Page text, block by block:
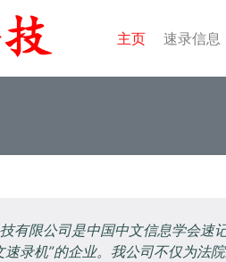
主页 速录信息
有限公司是中国中文信息学会
录机”的企业。我公司不仅为法